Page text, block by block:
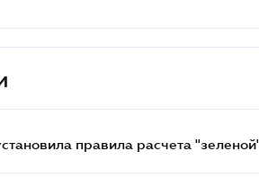
правила расчета